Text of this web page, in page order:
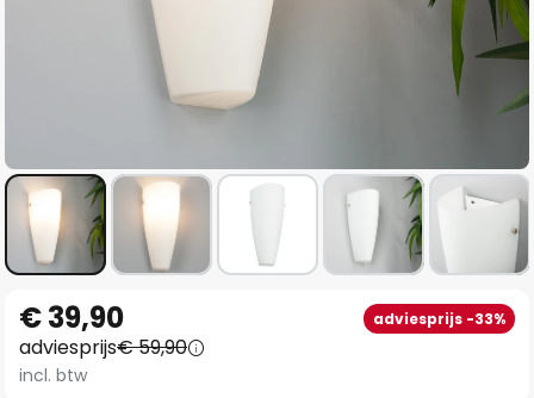
naar
het
begin
€ 39,90 adviesprijs -33%
adviesprijs€ 59,90
incl. btw